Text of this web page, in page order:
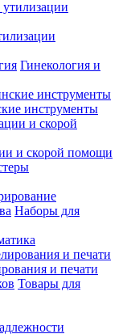
Гинекология и
инструменты
и скорой помощи
Наборы для
и печати
Товары для